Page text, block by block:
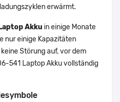
erwärmt.
Akku in einige Monate
nur einige Kapazitäten
Störung auf, vor dem
541 Laptop Akku vollständig